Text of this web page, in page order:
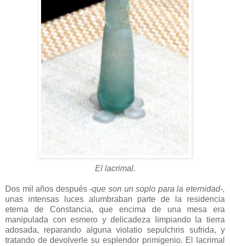
El lacrimal.
Dos mil años después -que son un soplo para la eternidad-,
unas intensas luces alumbraban parte de la residencia
eterna de Constancia, que encima de una mesa era
manipulada con esmero y delicadeza limpiando la tierra
adosada, reparando alguna violatio sepulchris sufrida, y
tratando de devolverle su esplendor primigenio. El lacrimal